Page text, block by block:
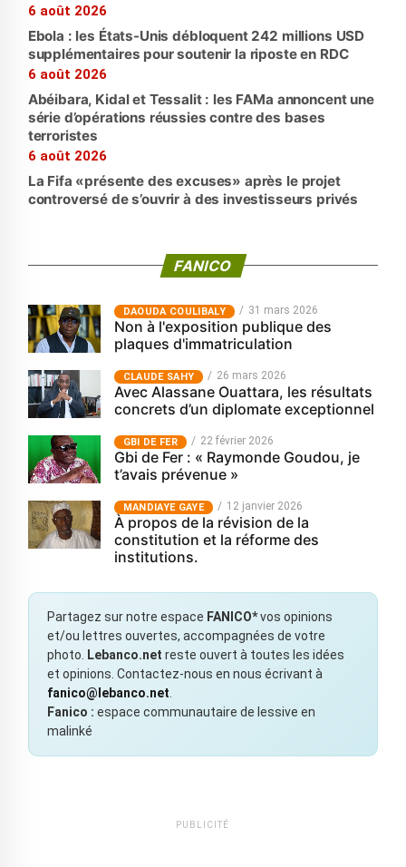
6 août 2026
Ebola : les États-Unis débloquent 242 millions USD
supplémentaires pour soutenir la riposte en RDC
6 août 2026
Abéibara, Kidal et Tessalit : les FAMa annoncent une
série d’opérations réussies contre des bases
terroristes
6 août 2026
La Fifa «présente des excuses» après le projet
controversé de s’ouvrir à des investisseurs privés
FANICO
‎DAOUDA COULIBALY 31 mars 2026
Non à l'exposition publique des
plaques d'immatriculation
CLAUDE SAHY 26 mars 2026
Avec Alassane Ouattara, les résultats
concrets d’un diplomate exceptionnel
GBI DE FER 22 février 2026
Gbi de Fer : « Raymonde Goudou, je
t’avais prévenue »
MANDIAYE GAYE 12 janvier 2026
À propos de la révision de la
constitution et la réforme des
institutions.
Partagez sur notre espace FANICO*vos opinions
et/ou lettres ouvertes, accompagnées de votre
photo.
Lebanco.net reste ouvert à toutes les idées
et opinions. Contactez-nous en nous écrivant à
fanico@lebanco.net
Fanico : espace communautaire de lessive en
malinké
PUBLICITÉ